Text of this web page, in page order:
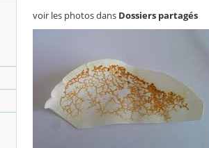
voir les photos dans Dossiers partagés